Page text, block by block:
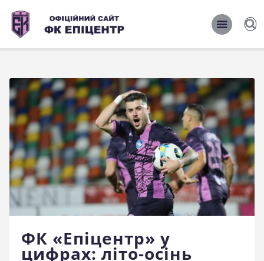
ОФІЦІЙНИЙ САЙТ ФК ЕПІЦЕНТР
ОФІЦІЙНИЙ САЙТ ФК ЕПІЦЕНТР
Головна
Новини
Команда
Матчі 2026/2027
Фото
Історія
Клуб
Фан-шоп
ФК «Епіцентр» у
цифрах: літо-осінь